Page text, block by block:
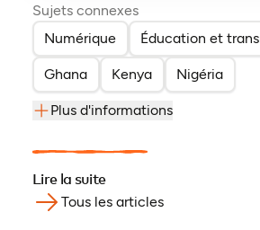
Sujets connexes
Numérique
Éducation et
Ghana Kenya Nigéria
Plus d'informations
Lire la suite
Tous les articles